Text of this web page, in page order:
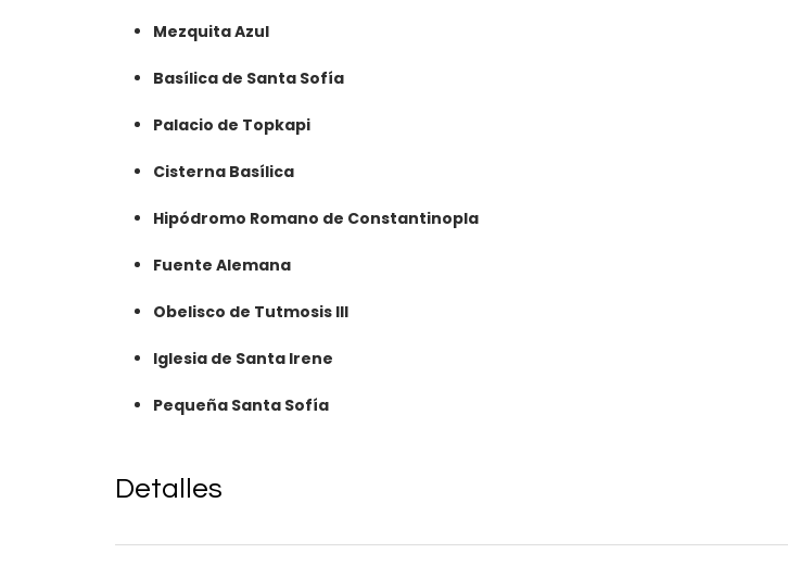
Mezquita Azul
Basílica de Santa Sofía
Palacio de Topkapi
Cisterna Basílica
Hipódromo Romano de Constantinopla
Fuente Alemana
Obelisco de Tutmosis III
Iglesia de Santa Irene
Pequeña Santa Sofía
Detalles